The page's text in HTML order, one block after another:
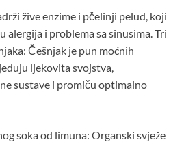
žive enzime i pčelinji pelud, koji
alergija i problema sa sinusima. Tri
Češnjak je pun moćnih
ljekovita svojstva,
sustave i promiču optimalno
soka od limuna: Organski svježe